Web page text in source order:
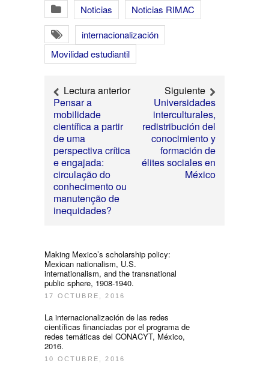
Noticias
Noticias RIMAC
internacionalización
Movilidad estudiantil
Lectura anterior
Pensar a
mobilidade
científica a partir
de uma
perspectiva crítica
e engajada:
circulação do
conhecimento ou
manutenção de
inequidades?
Siguiente
Universidades
interculturales,
redistribución del
conocimiento y
formación de
élites sociales en
México
Making Mexico’s scholarship policy:
Mexican nationalism, U.S.
internationalism, and the transnational
public sphere, 1908-1940.
17 OCTUBRE, 2016
La internacionalización de las redes
científicas financiadas por el programa de
redes temáticas del CONACYT, México,
2016.
10 OCTUBRE, 2016